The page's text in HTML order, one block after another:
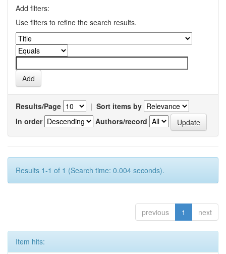
Add filters:
Use filters to refine the search results.
Results/Page | Sort items by
In order
Authors/record
Results 1-1 of 1 (Search time: 0.004 seconds).
previous 1 next
Item hits: